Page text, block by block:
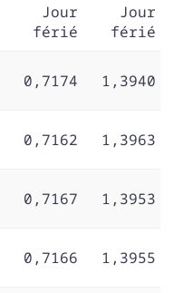
Jour
férié
Jour
férié
0,7174 1,3940
0,7162 1,3963
0,7167 1,3953
0,7166 1,3955